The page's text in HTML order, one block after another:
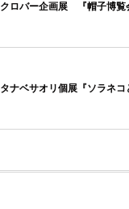
クロバー企画展 『帽子博覧
タナベサオリ個展『ソラネコ